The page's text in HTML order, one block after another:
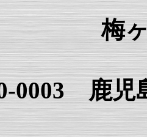
梅
0003 鹿児